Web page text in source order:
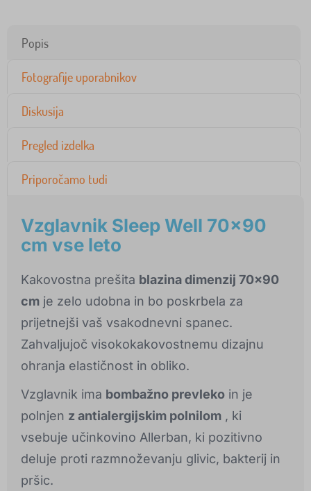
Popis
Fotografije uporabnikov
Diskusija
Pregled izdelka
Priporočamo tudi
Vzglavnik Sleep Well 70x90
cm vse leto
Kakovostna prešita blazina dimenzij 70x90
cm je zelo udobna in bo poskrbela za
prijetnejši vaš vsakodnevni spanec.
Zahvaljujoč visokokakovostnemu dizajnu
ohranja elastičnost in obliko.
Vzglavnik ima bombažno prevleko in je
polnjen z antialergijskim polnilom , ki
vsebuje učinkovino Allerban, ki pozitivno
deluje proti razmnoževanju glivic, bakterij in
pršic.